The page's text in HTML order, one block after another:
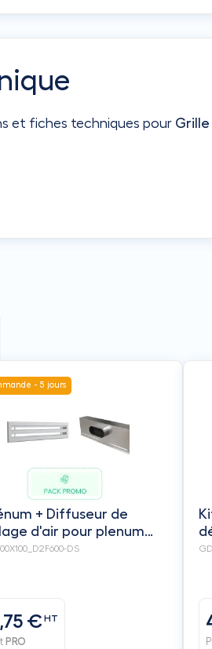
et fiches techniques pour
- 5 jours
+ Diffuseur de
d'air pour plenum
/ débits d'air
DS
€HT
PRO